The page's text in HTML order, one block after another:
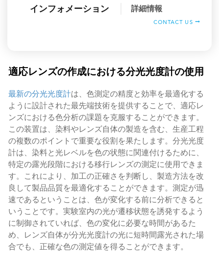
インフォメーション 詳細情報
CONTACT US
適応レンズの作成における分光光度計の使用
最新の分光光度計は、色測定の精度と効率を最適化する
ように設計された最先端技術を提供することで、適応レ
ンズにおける色分析の課題を克服することができます。
この装置は、染料やレンズ自体の製造を含む、生産工程
の複数のポイントで重要な役割を果たします。分光光度
計は、染料と光レベルを色の状態に関連付けるために、
特定の露光段階における移行レンズの測定に使用できま
す。これにより、加工の正確さを判断し、製造方法を改
良して製品品質を最適化することができます。測定が迅
速であるということは、色が変化する前に分析できると
いうことです。実験室内の光が遷移状態を誘発するよう
に制御されていれば、色の変化に必要な時間があるた
め、レンズ自体が分光光度計の光に短時間露光された場
合でも、正確な色の測定値を得ることができます。